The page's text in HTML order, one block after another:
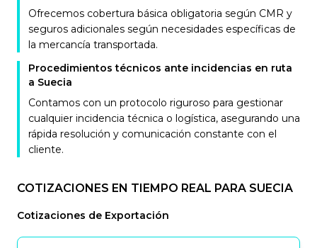
Ofrecemos cobertura básica obligatoria según CMR y
seguros adicionales según necesidades específicas de
la mercancía transportada.
Procedimientos técnicos ante incidencias en ruta
a Suecia
Contamos con un protocolo riguroso para gestionar
cualquier incidencia técnica o logística, asegurando una
rápida resolución y comunicación constante con el
cliente.
COTIZACIONES EN TIEMPO REAL PARA SUECIA
Cotizaciones de Exportación